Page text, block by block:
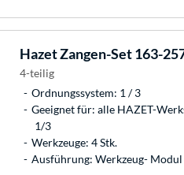
HazetZangen-Set 163-
4-teilig
Ordnungssystem: 1 / 3
Geeignet für: alle HAZET-
1/3
Werkzeuge: 4 Stk.
Ausführung: Werkzeug- Modul